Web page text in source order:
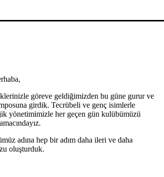
göreve geldiğimizden bu güne gurur ve
girdik. Tecrübeli ve genç isimlerle
yönetimimizle her geçen gün kulübümüzü
adına hep bir adım daha ileri ve daha
oluşturduk.